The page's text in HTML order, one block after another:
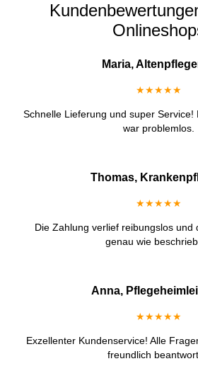
Maria,
★★★★★
Schnelle Lieferung und super Service!
war problemlos.
Thomas,
★★★★★
Die Zahlung verlief reibungslos und
genau wie
Anna,
★★★★★
Exzellenter Kundenservice! Alle
freundlich